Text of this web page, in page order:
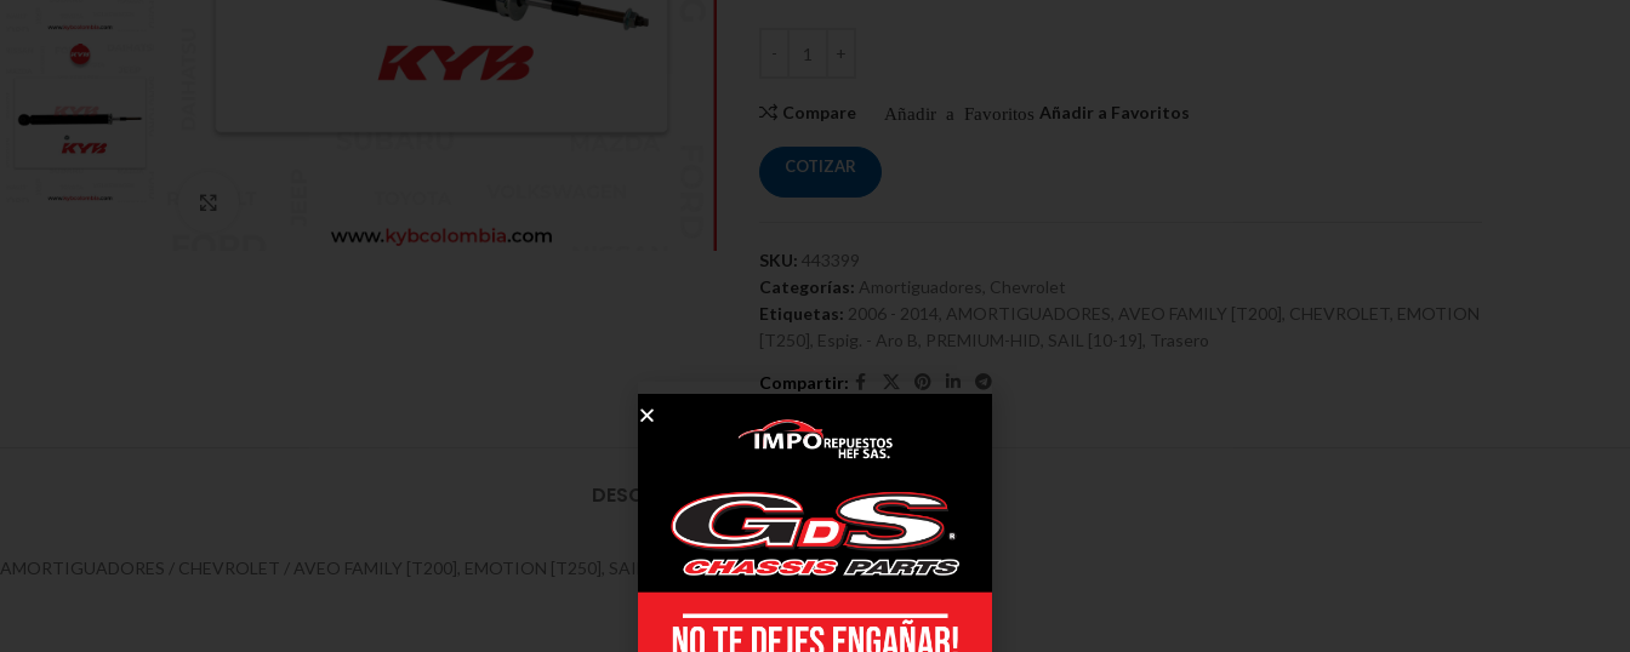
Compare
COTIZAR
SKU: 443399
Categorías: Amortiguadores Chevrolet
Etiquetas: 2006 - 2014 AMORTIGUADORES AVEO FAMILY [T200] CHEVROLET, EMOTION
[T250] Espig. - Aro B PREMIUM-HID SAIL [10-19] Trasero
DESCRIPCIÓNENVÍO Y ENTREGA
AMORTIGUADORES / CHEVROLET / AVEO FAMILY [T200], EMOTION [T250], SAIL [10-19] Ref 443399, 2006 – 2014